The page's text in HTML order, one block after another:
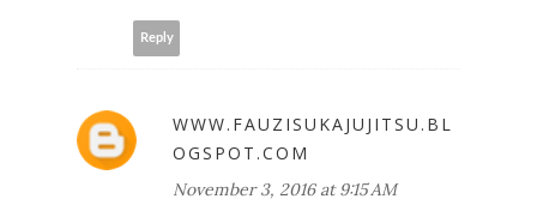
Reply
WWW.FAUZISUKAJUJITSU.BL
OGSPOT.COM
November 3, 2016 at 9:15 AM